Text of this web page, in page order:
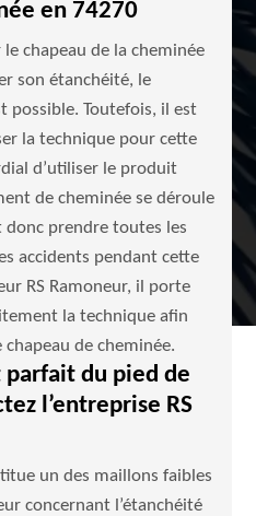
en 74270
chapeau de la cheminée
son étanchéité, le
possible. Toutefois, il est
la technique pour cette
d’utiliser le produit
de cheminée se déroule
prendre toutes les
accidents pendant cette
RS Ramoneur, il porte
la technique afin
chapeau de cheminée.
du pied de
l’entreprise RS
un des maillons faibles
concernant l’étanchéité